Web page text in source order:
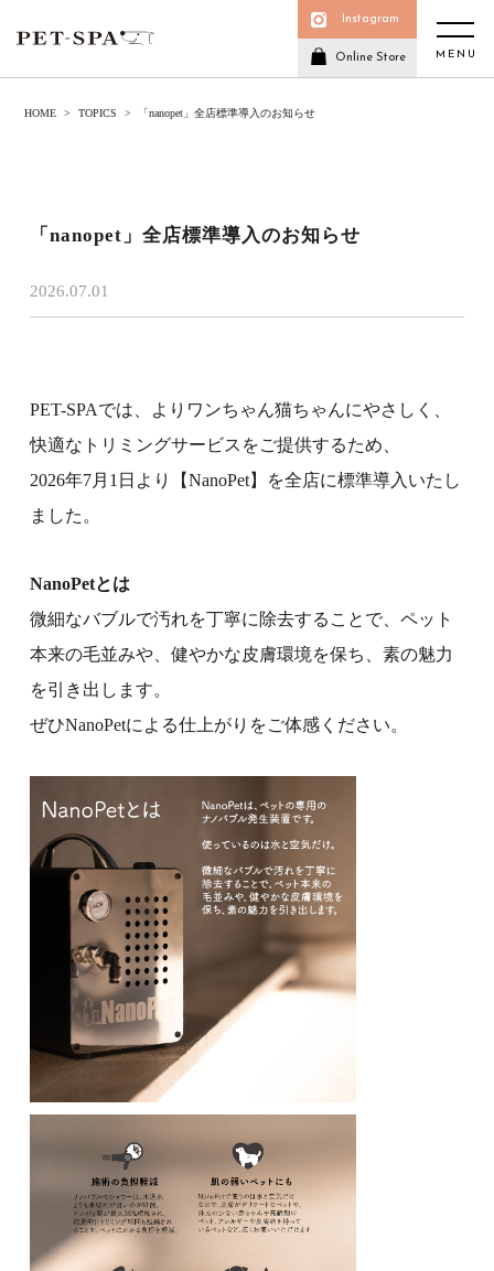
Instagram
Online Store MENU
HOME TOPICS 「nanopet」全店標準導入のお知らせ
「nanopet」全店標準導入のお知らせ
2026.07.01
PET-SPAでは、よりワンちゃん猫ちゃんにやさしく、
快適なトリミングサービスをご提供するため、
2026年7月1日より【NanoPet】を全店に標準導入いたし
ました。
NanoPetとは
微細なバブルで汚れを丁寧に除去することで、ペット
本来の毛並みや、健やかな皮膚環境を保ち、素の魅力
を引き出します。
ぜひNanoPetによる仕上がりをご体感ください。